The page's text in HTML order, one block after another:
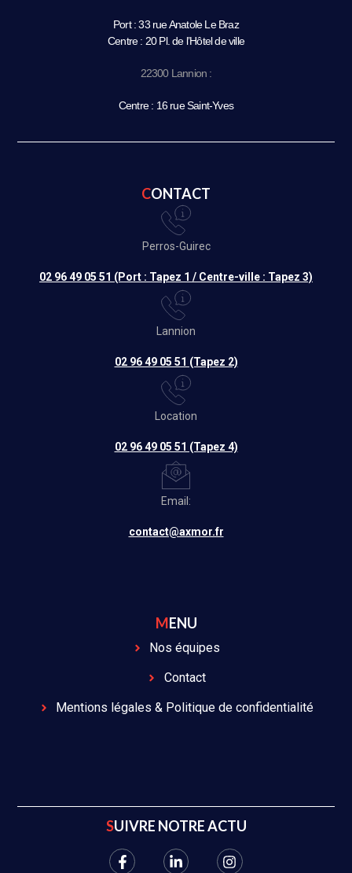
Port : 33 rue Anatole Le Braz
Centre : 20 Pl. de l’Hôtel de ville
22300 Lannion :
Centre : 16 rue Saint-Yves
CONTACT
Perros-Guirec
02 96 49 05 51 (Port : Tapez 1 / Centre-ville : Tapez 3)
Lannion
02 96 49 05 51 (Tapez 2)
Location
02 96 49 05 51 (Tapez 4)
Email:
contact@axmor.fr
MENU
Nos équipes
Contact
Mentions légales & Politique de confidentialité
SUIVRE NOTRE ACTU